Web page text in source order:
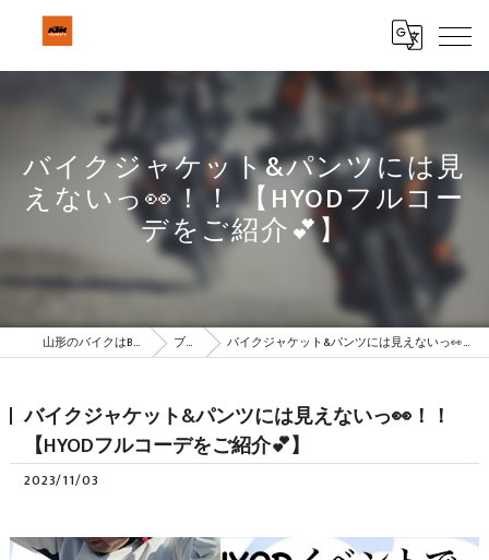
バイクジャケット&パンツには見
えないっ👀！！ 【HYODフルコー
デをご紹介💕】
山形のバイクはBeSTAR株式会社 ブログ バイクジャケット&パンツには見えないっ👀！！ 【HYODフルコーデをご紹介💕】
バイクジャケット&パンツには見えないっ👀！！
【HYODフルコーデをご紹介💕】
2023/11/03